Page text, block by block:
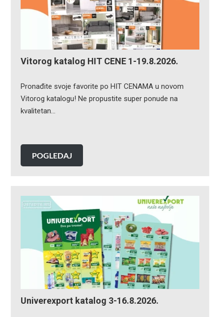
Vitorog katalog HIT CENE 1-19.8.2026.
Pronađite svoje favorite po HIT CENAMA u novom
Vitorog katalogu! Ne propustite super ponude na
kvalitetan…
POGLEDAJ
Univerexport katalog 3-16.8.2026.